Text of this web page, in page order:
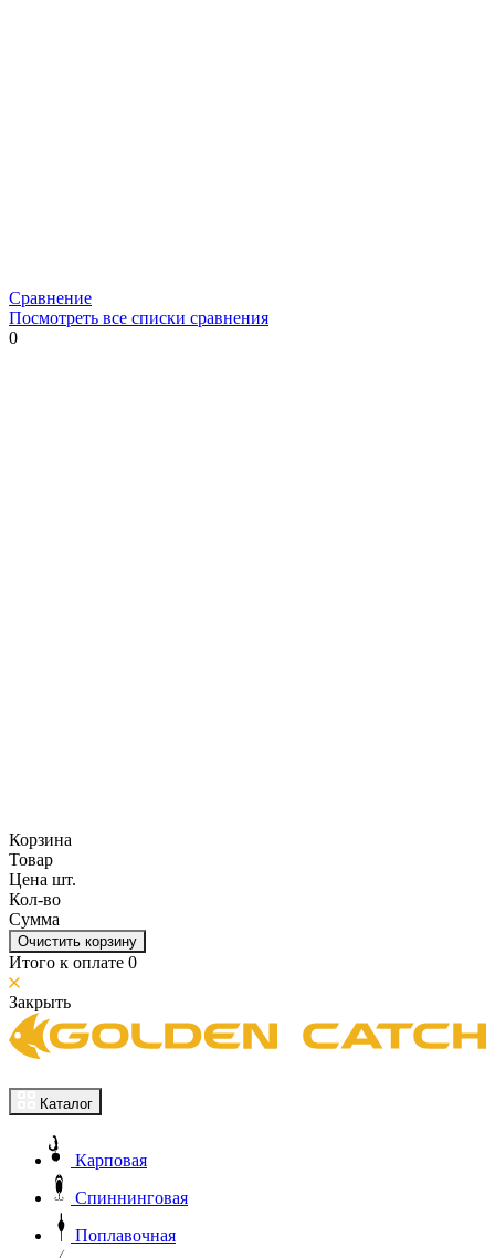
Сравнение
Посмотреть все списки сравнения
0
Корзина
Товар
Цена шт.
Кол-во
Сумма
Очистить корзину
Итого к оплате 0
Закрыть
Каталог
Карповая
Спиннинговая
Поплавочная